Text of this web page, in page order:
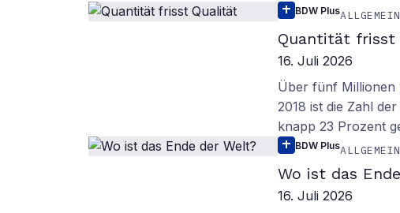
BDW PlusALLGEMEIN
Quantität frisst
16. Juli 2026
Über fünf Millionen
2018 ist die Zahl
knapp 23 Prozent
BDW PlusALLGEMEIN
Wo ist das
16. Juli 2026